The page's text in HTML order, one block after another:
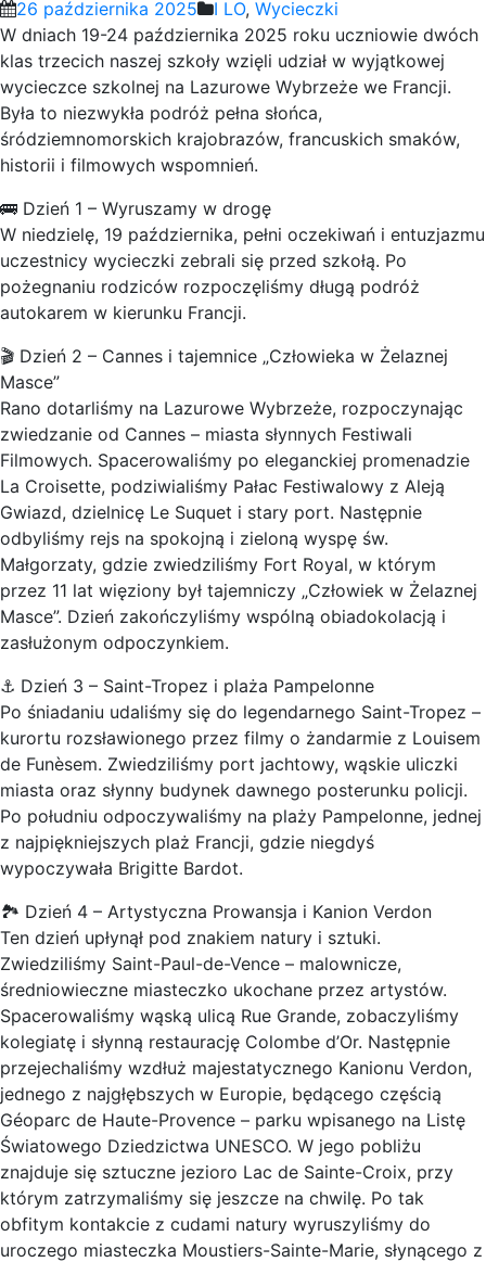
26 października 2025 I LO, Wycieczki
W dniach 19-24 października 2025 roku uczniowie dwóch
klas trzecich naszej szkoły wzięli udział w wyjątkowej
wycieczce szkolnej na Lazurowe Wybrzeże we Francji.
Była to niezwykła podróż pełna słońca,
śródziemnomorskich krajobrazów, francuskich smaków,
historii i filmowych wspomnień.
🚌 Dzień 1 – Wyruszamy w drogę
W niedzielę, 19 października, pełni oczekiwań i entuzjazmu
uczestnicy wycieczki zebrali się przed szkołą. Po
pożegnaniu rodziców rozpoczęliśmy długą podróż
autokarem w kierunku Francji.
🎬 Dzień 2 – Cannes i tajemnice „Człowieka w Żelaznej
Masce”
Rano dotarliśmy na Lazurowe Wybrzeże, rozpoczynając
zwiedzanie od Cannes – miasta słynnych Festiwali
Filmowych. Spacerowaliśmy po eleganckiej promenadzie
La Croisette, podziwialiśmy Pałac Festiwalowy z Aleją
Gwiazd, dzielnicę Le Suquet i stary port. Następnie
odbyliśmy rejs na spokojną i zieloną wyspę św.
Małgorzaty, gdzie zwiedziliśmy Fort Royal, w którym
przez 11 lat więziony był tajemniczy „Człowiek w Żelaznej
Masce”. Dzień zakończyliśmy wspólną obiadokolacją i
zasłużonym odpoczynkiem.
⚓ Dzień 3 – Saint-Tropez i plaża Pampelonne
Po śniadaniu udaliśmy się do legendarnego Saint-Tropez –
kurortu rozsławionego przez filmy o żandarmie z Louisem
de Funèsem. Zwiedziliśmy port jachtowy, wąskie uliczki
miasta oraz słynny budynek dawnego posterunku policji.
Po południu odpoczywaliśmy na plaży Pampelonne, jednej
z najpiękniejszych plaż Francji, gdzie niegdyś
wypoczywała Brigitte Bardot.
🏞️ Dzień 4 – Artystyczna Prowansja i Kanion Verdon
Ten dzień upłynął pod znakiem natury i sztuki.
Zwiedziliśmy Saint-Paul-de-Vence – malownicze,
średniowieczne miasteczko ukochane przez artystów.
Spacerowaliśmy wąską ulicą Rue Grande, zobaczyliśmy
kolegiatę i słynną restaurację Colombe d’Or. Następnie
przejechaliśmy wzdłuż majestatycznego Kanionu Verdon,
jednego z najgłębszych w Europie, będącego częścią
Géoparc de Haute-Provence – parku wpisanego na Listę
Światowego Dziedzictwa UNESCO. W jego pobliżu
znajduje się sztuczne jezioro Lac de Sainte-Croix, przy
którym zatrzymaliśmy się jeszcze na chwilę. Po tak
obfitym kontakcie z cudami natury wyruszyliśmy do
uroczego miasteczka Moustiers-Sainte-Marie, słynącego z